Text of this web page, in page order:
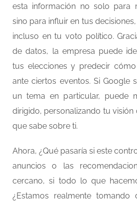
esta información no solo para
sino para influir en tus
incluso en tu voto político.
de datos, la empresa puede
tus elecciones y predecir
ante ciertos eventos. Si Google
un tema en particular, puede
dirigido, personalizando tu
que sabe sobre ti.
Ahora, ¿Qué pasaría si este
anuncios o las
cercano, si todo lo que
¿Estamos realmente tomando